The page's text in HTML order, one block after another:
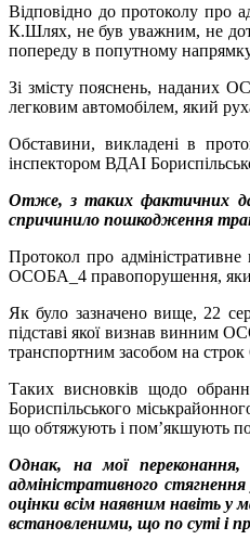
Відповідно до протоколу про
К.Шлях, не був уважним, не
попереду в попутному
Зі змісту пояснень, наданих
легковим автомобілем, який
Обставини, викладені в
інспектором ВДАІ
Отже, з таких фактичних
спричинило пошкодження
Протокол про
ОСОБА_4 правопорушення,
Як було зазначено вище, 22
підставі якої визнав винним
транспортним засобом на
Таких висновків щодо
Бориспільського
що обтяжують і пом’якшують
Однак, на мої переконання,
адміністративного
оцінки всім наявним навіть у
встановленими, що по суті і